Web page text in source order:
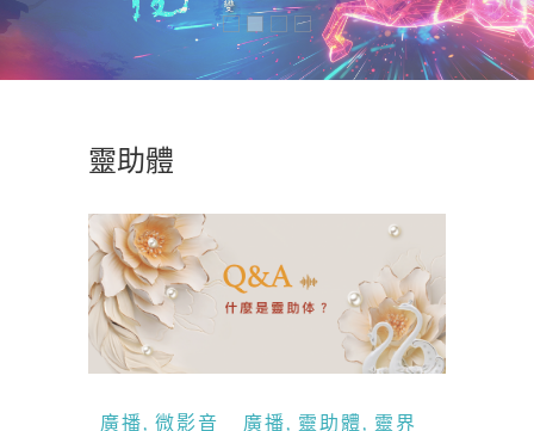
靈助體
廣播, 微影音 廣播, 靈助體 , 靈界